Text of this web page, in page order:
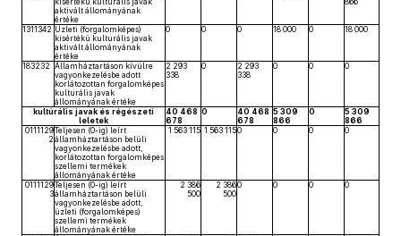
kisértékű kulturális javak
aktivált állományának
értéke
866
1311342 Üzleti (forgalomképes)
kisértékű kulturális javak
aktivált állományának
értéke
0 0 0 18 000 0 18 000
183232 Államháztartáson kívülre
vagyonkezelésbe adott
korlátozottan forgalomképes
kulturális javak
állományának értéke
2 293
338
0
2 293
338
0 0 0
kultúrális javak és régészeti
leletek
40 468
678
0
40 468
678
5 309
866
0
5 309
866
0111129
2
Teljesen (0-ig) leírt
államháztartáson belüli
vagyonkezelésbe adott,
korlátozottan forgalomképes
szellemi termékek
állományának értéke
1 563 115 1 563 1150 0 0 0
0111129
3
Teljesen (0-ig) leírt
államháztartáson belüli
vagyonkezelésbe adott,
üzleti (forgalomképes)
szellemi termékek
állományának értéke
2 386
500
2 386
500
0 0 0 0